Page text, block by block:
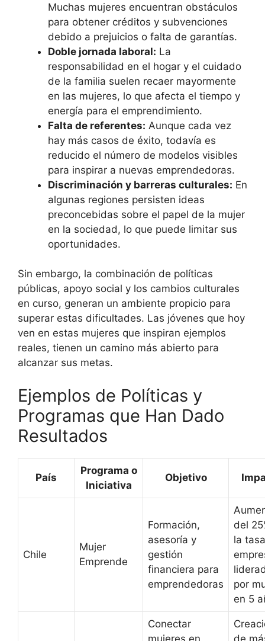
Muchas mujeres encuentran obstáculos
para obtener créditos y subvenciones
debido a prejuicios o falta de garantías.
Doble jornada laboral: La
responsabilidad en el hogar y el cuidado
de la familia suelen recaer mayormente
en las mujeres, lo que afecta el tiempo y
energía para el emprendimiento.
Falta de referentes: Aunque cada vez
hay más casos de éxito, todavía es
reducido el número de modelos visibles
para inspirar a nuevas emprendedoras.
Discriminación y barreras culturales: En
algunas regiones persisten ideas
preconcebidas sobre el papel de la mujer
en la sociedad, lo que puede limitar sus
oportunidades.
Sin embargo, la combinación de políticas
públicas, apoyo social y los cambios culturales
en curso, generan un ambiente propicio para
superar estas dificultades. Las jóvenes que hoy
ven en estas mujeres que inspiran ejemplos
reales, tienen un camino más abierto para
alcanzar sus metas.
Ejemplos de Políticas y
Programas que Han Dado
Resultados
País
Programa o
Iniciativa
Objetivo
Chile
Mujer
Emprende
Formación,
asesoría y
gestión
financiera para
emprendedoras
del
la
por
en 5
Conectar
mujeres en
de